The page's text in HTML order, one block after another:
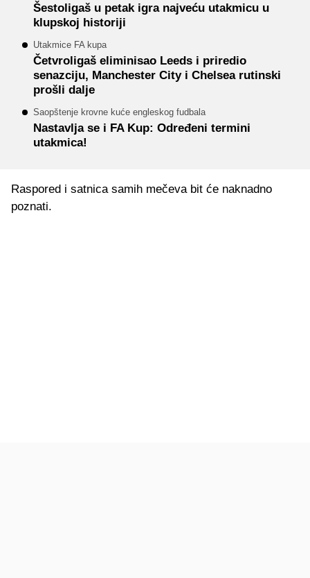
Šestoligaš u petak igra najveću utakmicu u
klupskoj historiji
Utakmice FA kupa
Četvroligaš eliminisao Leeds i priredio
senazciju, Manchester City i Chelsea rutinski
prošli dalje
Saopštenje krovne kuće engleskog fudbala
Nastavlja se i FA Kup: Određeni termini
utakmica!
Raspored i satnica samih mečeva bit će naknadno
poznati.